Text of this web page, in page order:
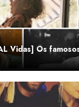
Vidas] Os